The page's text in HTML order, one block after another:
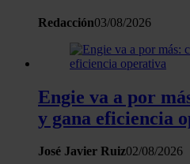
Redacción03/08/2026
Engie va a por
y gana eficiencia
José Javier Ruiz02/08/2026